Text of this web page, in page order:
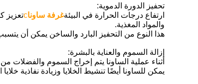
تحفيز الدورة الدموية:
ارتفاع درجات الحرارة في البيئةغرفة ساوناcتعزيز
والمواد المغذية.
هذا النوع من التحفيز البارد والساخن يمكن أن
إزالة السموم والعناية بالبشرة:
أثناء عملية الساونا يتم إخراج السموم
يمكن للساونا أيضًا تنشيط الخلايا وزيادة نفاذية